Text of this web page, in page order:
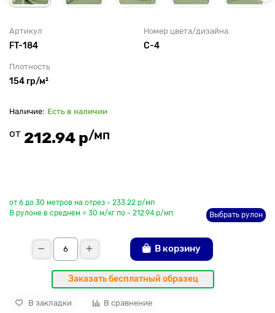
Артикул
FT-184
Номер цвета/дизайна
C-4
Плотность
154 гр/м²
Есть в наличии
от 212.94 р/мп
от 6 до 30 метров на отрез - 233.22 р/мп
В рулоне в среднем = 30 м/кг по - 212.94 р/мп
Выбрать рулон
В корзину
Заказать бесплатный образец
В закладки В сравнение